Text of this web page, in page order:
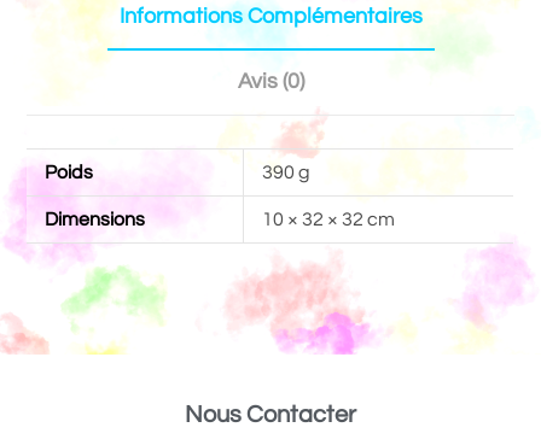
Informations Complémentaires
Avis (0)
Poids 390 g
Dimensions 10 × 32 × 32 cm
Nous Contacter